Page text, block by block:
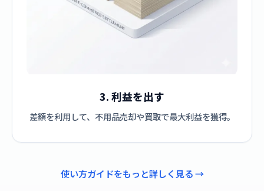
3. 利益を出す
差額を利用して、不用品売却や買取で最大利益を獲得。
使い方ガイドをもっと詳しく見る →